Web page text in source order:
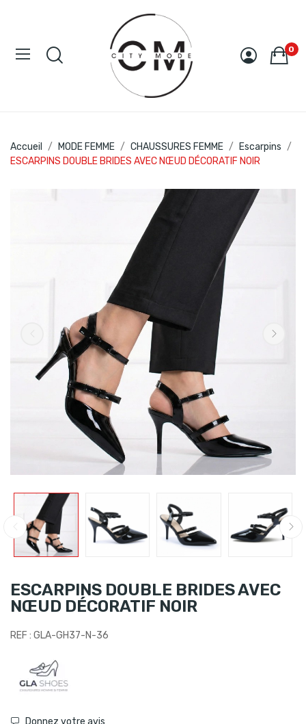
0
Accueil MODE FEMME CHAUSSURES FEMME
Escarpins
ESCARPINS DOUBLE BRIDES AVEC NŒUD DÉCORATIF NOIR
ESCARPINS DOUBLE BRIDES AVEC
NŒUD DÉCORATIF NOIR
REF : GLA-GH37-N-36
Donnez votre avis